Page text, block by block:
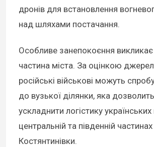
дронів для встановлення
над шляхами постачання.
Особливе занепокоєння викликає
частина міста. За оцінкою
російські військові можуть
до вузької ділянки, яка
ускладнити логістику українських
центральній та південній частинах
Костянтинівки.